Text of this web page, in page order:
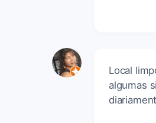
Local
algumas